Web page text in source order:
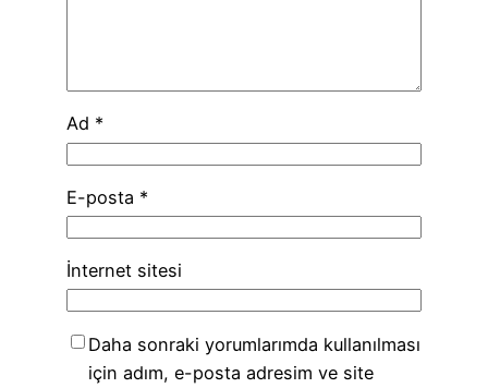
Ad *
E-posta *
İnternet sitesi
Daha sonraki yorumlarımda kullanılması
için adım, e-posta adresim ve site